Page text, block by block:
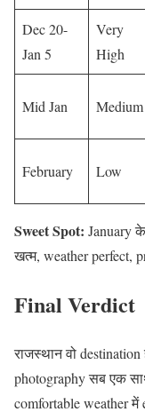
Dec 20-
Jan 5
Very
High
Mid Jan Medium
February Low
Sweet Spot: January
खत्म, weather perfect,
Final Verdict
राजस्थान वो
photography सब एक
comfortable weather